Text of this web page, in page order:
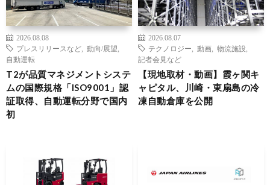
2026.08.08
プレスリリースなど
動向/展望
自動運転
T2が品質マネジメントシステ
ムの国際規格「ISO9001」認
証取得、自動運転分野で国内
初
2026.08.07
テクノロジー
動画 物流施設
記者会見など
【現地取材・動画】霞ヶ関キ
ャピタル、川崎・東扇島の冷
凍自動倉庫を公開